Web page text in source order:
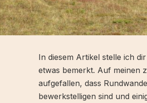
In diesem Artikel stelle ich
etwas bemerkt. Auf meinen
aufgefallen, dass
bewerkstelligen sind und